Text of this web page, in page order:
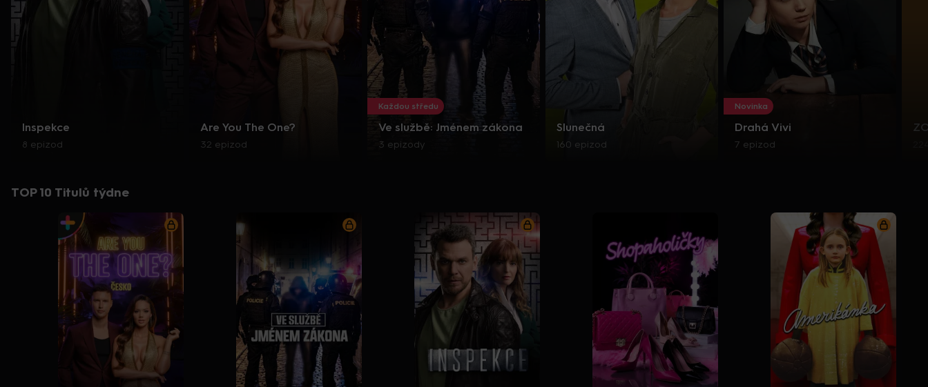
Inspekce
8 epizod
Are You The One?
32 epizod
Každou středu
Ve službě: Jménem zákona
3 epizody
Slunečná
160 epizod
Novinka
Drahá Vivi
7 epizod
TOP 10 Titulů týdne